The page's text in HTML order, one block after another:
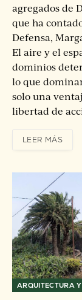
agregados de
que ha
Defensa,
El aire y el
dominios
lo que
solo una
libertad de
LEER MÁS
ARQUITECTURA